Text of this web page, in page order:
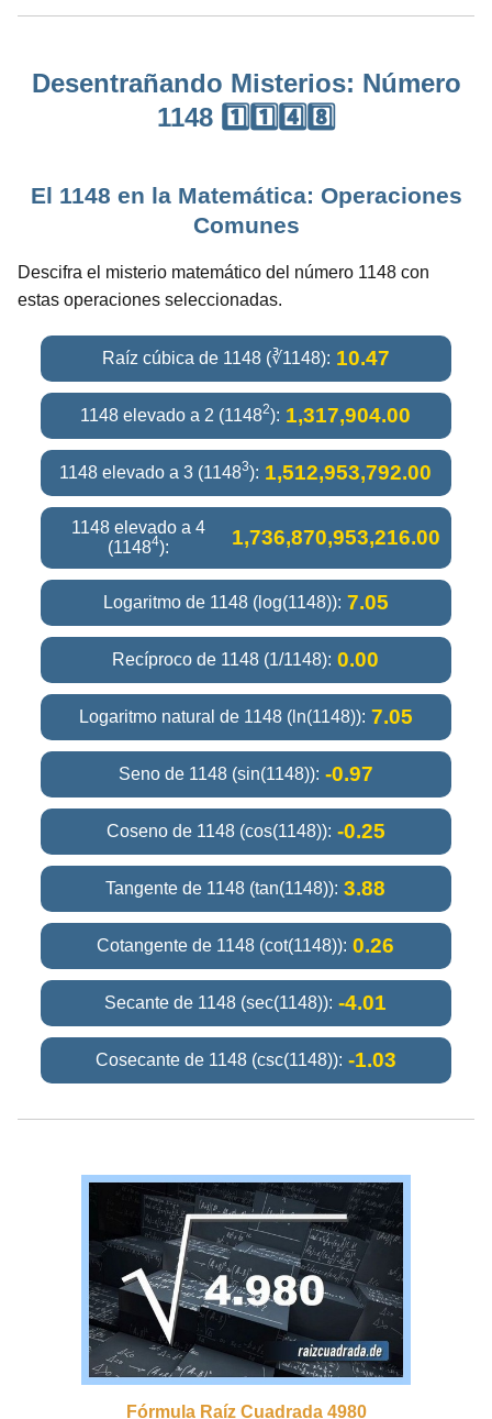
Desentrañando Misterios: Número
1148 1️⃣1️⃣4️⃣8️⃣
El 1148 en la Matemática: Operaciones
Comunes
Descifra el misterio matemático del número 1148 con
estas operaciones seleccionadas.
Raíz cúbica de 1148 (∛1148): 10.47
1148 elevado a 2 (11482): 1,317,904.00
1148 elevado a 3 (11483): 1,512,953,792.00
1148 elevado a 4
(11484): 1,736,870,953,216.00
Logaritmo de 1148 (log(1148)): 7.05
Recíproco de 1148 (1/1148): 0.00
Logaritmo natural de 1148 (ln(1148)): 7.05
Seno de 1148 (sin(1148)): -0.97
Coseno de 1148 (cos(1148)): -0.25
Tangente de 1148 (tan(1148)): 3.88
Cotangente de 1148 (cot(1148)): 0.26
Secante de 1148 (sec(1148)): -4.01
Cosecante de 1148 (csc(1148)): -1.03
Fórmula Raíz Cuadrada 4980